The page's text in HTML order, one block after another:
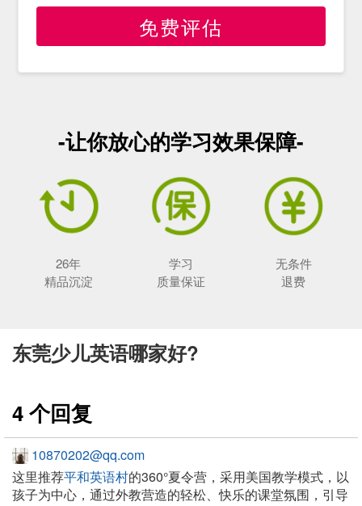
免费评估
-让你放心的学习效果保障-
26年
精品沉淀
学习
质量保证
无条件
退费
东莞少儿英语哪家好?
4 个回复
10870202@qq.com
这里推荐平和英语村的360°夏令营，采用美国教学模式，以
孩子为中心，通过外教营造的轻松、快乐的课堂氛围，引导